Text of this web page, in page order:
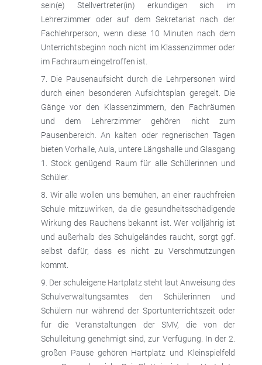
sein(e) Stellvertreter(in) erkundigen sich im
Lehrerzimmer oder auf dem Sekretariat nach der
Fachlehrperson, wenn diese 10 Minuten nach dem
Unterrichtsbeginn noch nicht im Klassenzimmer oder
im Fachraum eingetroffen ist.
Die Pausenaufsicht durch die Lehrpersonen wird
durch einen besonderen Aufsichtsplan geregelt. Die
Gänge vor den Klassenzimmern, den Fachräumen
und dem Lehrerzimmer gehören nicht zum
Pausenbereich. An kalten oder regnerischen Tagen
bieten Vorhalle, Aula, untere Längshalle und Glasgang
1. Stock genügend Raum für alle Schülerinnen und
Schüler.
Wir alle wollen uns bemühen, an einer rauchfreien
Schule mitzuwirken, da die gesundheitsschädigende
Wirkung des Rauchens bekannt ist. Wer volljährig ist
und außerhalb des Schulgeländes raucht, sorgt ggf.
selbst dafür, dass es nicht zu Verschmutzungen
kommt.
Der schuleigene Hartplatz steht laut Anweisung des
Schulverwaltungsamtes den Schülerinnen und
Schülern nur während der Sportunterrichtszeit oder
für die Veranstaltungen der SMV, die von der
Schulleitung genehmigt sind, zur Verfügung. In der 2.
großen Pause gehören Hartplatz und Kleinspielfeld